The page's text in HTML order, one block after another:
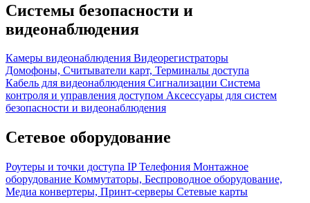
Системы безопасности и
видеонаблюдения
Камеры видеонаблюдения Видеорегистраторы
Домофоны, Считыватели карт, Терминалы доступа
Кабель для видеонаблюдения Сигнализации Система
контроля и управления доступом Аксессуары для систем
безопасности и видеонаблюдения
Сетевое оборудование
Роутеры и точки доступа IP Телефония Монтажное
оборудование Коммутаторы, Беспроводное оборудование,
Медиа конвертеры, Принт-серверы Сетевые карты